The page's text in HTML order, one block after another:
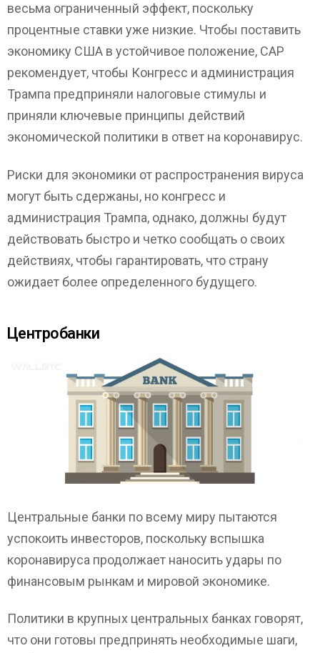
весьма ограниченный эффект, поскольку
процентные ставки уже низкие. Чтобы поставить
экономику США в устойчивое положение, CAP
рекомендует, чтобы Конгресс и администрация
Трампа предприняли налоговые стимулы и
приняли ключевые принципы действий
экономической политики в ответ на коронавирус.
Риски для экономики от распространения вируса
могут быть сдержаны, но конгресс и
администрация Трампа, однако, должны будут
действовать быстро и четко сообщать о своих
действиях, чтобы гарантировать, что страну
ожидает более определенного будущего.
Центробанки
Центральные банки по всему миру пытаются
успокоить инвесторов, поскольку вспышка
коронавируса продолжает наносить удары по
финансовым рынкам и мировой экономике.
Политики в крупных центральных банках говорят,
что они готовы предпринять необходимые шаги,